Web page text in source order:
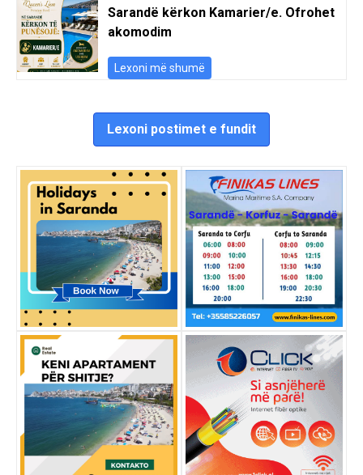
Sarandë kërkon Kamarier/e. Ofrohet
akomodim
Lexoni më shumë
Lexoni postimet e fundit